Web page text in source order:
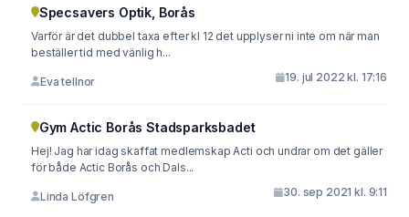
Specsavers Optik, Borås
Varför är det dubbel taxa efter kl 12 det upplyser ni inte om när man
beställer tid med vänlig h...
Eva tellnor 19. jul 2022 kl. 17:16
Gym Actic Borås Stadsparksbadet
Hej! Jag har idag skaffat medlemskap Acti och undrar om det gäller
för både Actic Borås och Dals...
Linda Löfgren 30. sep 2021 kl. 9:11